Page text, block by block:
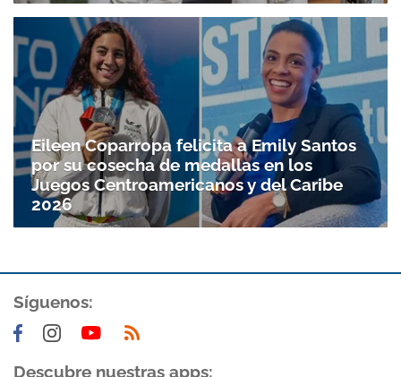
Eileen Coparropa felicita a Emily Santos
por su cosecha de medallas en los
Juegos Centroamericanos y del Caribe
2026
Síguenos:
Descubre nuestras apps: